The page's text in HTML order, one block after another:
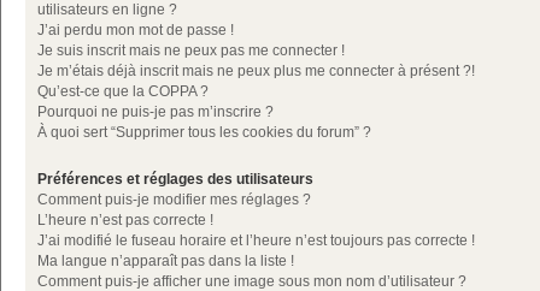
utilisateurs en ligne ?
J’ai perdu mon mot de passe !
Je suis inscrit mais ne peux pas me connecter !
Je m’étais déjà inscrit mais ne peux plus me connecter à présent ?!
Qu’est-ce que la COPPA ?
Pourquoi ne puis-je pas m’inscrire ?
À quoi sert “Supprimer tous les cookies du forum” ?
Préférences et réglages des utilisateurs
Comment puis-je modifier mes réglages ?
L’heure n’est pas correcte !
J’ai modifié le fuseau horaire et l’heure n’est toujours pas correcte !
Ma langue n’apparaît pas dans la liste !
Comment puis-je afficher une image sous mon nom d’utilisateur ?